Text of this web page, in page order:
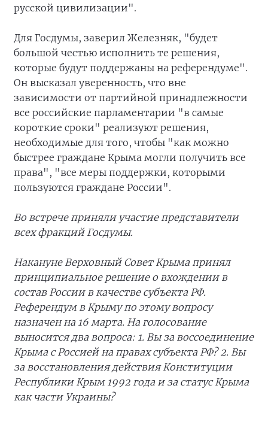
русской цивилизации".
Для Госдумы, заверил Железняк, "будет
большой честью исполнить те решения,
которые будут поддержаны на референдуме".
Он высказал уверенность, что вне
зависимости от партийной принадлежности
все российские парламентарии "в самые
короткие сроки" реализуют решения,
необходимые для того, чтобы "как можно
быстрее граждане Крыма могли получить все
права", "все меры поддержки, которыми
пользуются граждане России".
Во встрече приняли участие представители
всех фракций Госдумы.
Накануне Верховный Совет Крыма принял
принципиальное решение о вхождении в
состав России в качестве субъекта РФ.
Референдум в Крыму по этому вопросу
назначен на 16 марта. На голосование
выносится два вопроса: 1. Вы за воссоединение
Крыма с Россией на правах субъекта РФ? 2. Вы
за восстановления действия Конституции
Республики Крым 1992 года и за статус Крыма
как части Украины?